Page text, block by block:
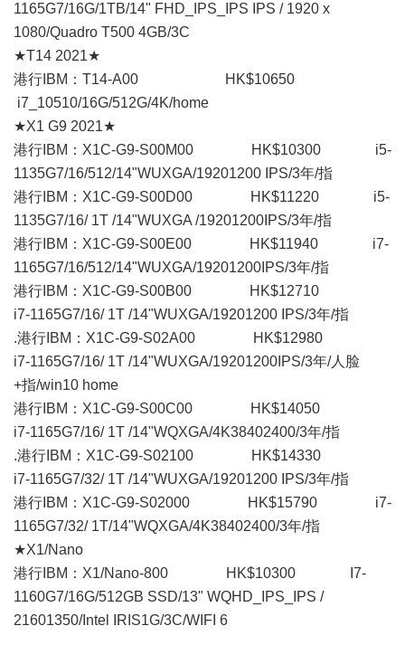
1165G7/16G/1TB/14" FHD_IPS_IPS IPS / 1920 x
1080/Quadro T500 4GB/3C
★T14 2021★
港行IBM：T14-A00 HK$10650
i7_10510/16G/512G/4K/home
★X1 G9 2021★
港行IBM：X1C-G9-S00M00 HK$10300 i5-
1135G7/16/512/14"WUXGA/19201200 IPS/3年/指
港行IBM：X1C-G9-S00D00 HK$11220 i5-
1135G7/16/ 1T /14"WUXGA /19201200IPS/3年/指
港行IBM：X1C-G9-S00E00 HK$11940 i7-
1165G7/16/512/14"WUXGA/19201200IPS/3年/指
港行IBM：X1C-G9-S00B00 HK$12710
i7-1165G7/16/ 1T /14"WUXGA/19201200 IPS/3年/指
.港行IBM：X1C-G9-S02A00 HK$12980
i7-1165G7/16/ 1T /14"WUXGA/19201200IPS/3年/人脸
+指/win10 home
港行IBM：X1C-G9-S00C00 HK$14050
i7-1165G7/16/ 1T /14"WQXGA/4K38402400/3年/指
.港行IBM：X1C-G9-S02100 HK$14330
i7-1165G7/32/ 1T /14"WUXGA/19201200 IPS/3年/指
港行IBM：X1C-G9-S02000 HK$15790 i7-
1165G7/32/ 1T/14"WQXGA/4K38402400/3年/指
★X1/Nano
港行IBM：X1/Nano-800 HK$10300 I7-
1160G7/16G/512GB SSD/13" WQHD_IPS_IPS /
21601350/Intel IRIS1G/3C/WIFI 6